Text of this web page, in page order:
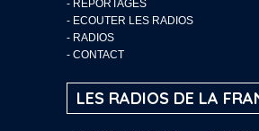
- REPORTAGES
- ECOUTER LES RADIOS
- RADIOS
- CONTACT
LES RADIOS DE LA